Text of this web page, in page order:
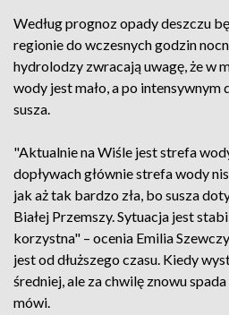
Według prognoz opady deszczu
regionie do wczesnych godzin
hydrolodzy zwracają uwagę, że w
wody jest mało, a po intensywnym
susza.
"Aktualnie na Wiśle jest strefa
dopływach głównie strefa wody
jak aż tak bardzo zła, bo susza
Białej Przemszy. Sytuacja jest
korzystna" – ocenia Emilia
jest od dłuższego czasu. Kiedy
średniej, ale za chwilę znowu
mówi.